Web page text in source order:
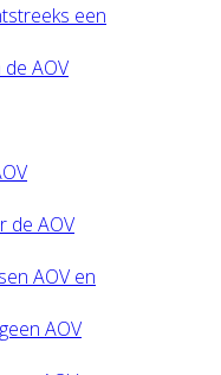
een
de AOV
de AOV
AOV en
AOV